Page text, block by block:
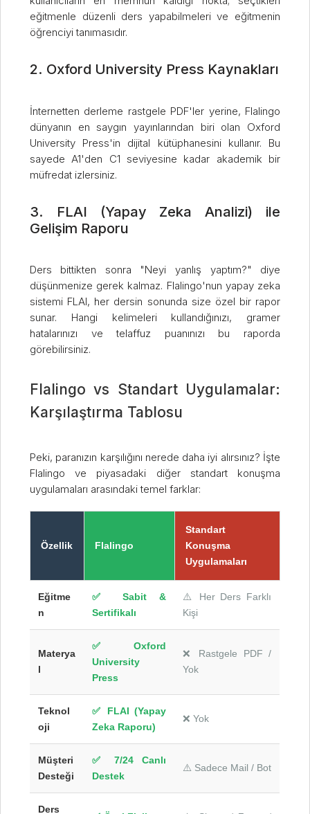
eğitmenle düzenli ders yapabilmeleri ve eğitmenin
öğrenciyi tanımasıdır.
2. Oxford University Press Kaynakları
İnternetten derleme rastgele PDF'ler yerine, Flalingo
dünyanın en saygın yayınlarından biri olan Oxford
University Press'in dijital kütüphanesini kullanır. Bu
sayede A1'den C1 seviyesine kadar akademik bir
müfredat izlersiniz.
3. FLAI (Yapay Zeka Analizi) ile
Gelişim Raporu
Ders bittikten sonra "Neyi yanlış yaptım?" diye
düşünmenize gerek kalmaz. Flalingo'nun yapay zeka
sistemi FLAI, her dersin sonunda size özel bir rapor
sunar. Hangi kelimeleri kullandığınızı, gramer
hatalarınızı ve telaffuz puanınızı bu raporda
görebilirsiniz.
Flalingo vs Standart Uygulamalar:
Karşılaştırma Tablosu
Peki, paranızın karşılığını nerede daha iyi alırsınız? İşte
Flalingo ve piyasadaki diğer standart konuşma
uygulamaları arasındaki temel farklar:
Özellik Flalingo
Standart
Konuşma
Uygulamaları
Eğitme
n
✅ Sabit &
Sertifikalı
⚠️ Her Ders Farklı
Kişi
Materya
l
✅ Oxford
University
Press
❌ Rastgele PDF /
Yok
Teknol
oji
✅ FLAI (Yapay
Zeka Raporu)
❌ Yok
Müşteri
Desteği
✅ 7/24 Canlı
Destek
⚠️ Sadece Mail / Bot
Ders